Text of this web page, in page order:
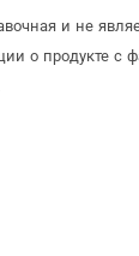
и не
о продукте с